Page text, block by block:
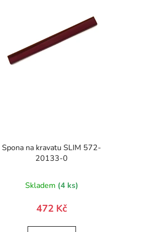
Spona na kravatu SLIM 572-
20133-0
Skladem (4 ks)
472 Kč